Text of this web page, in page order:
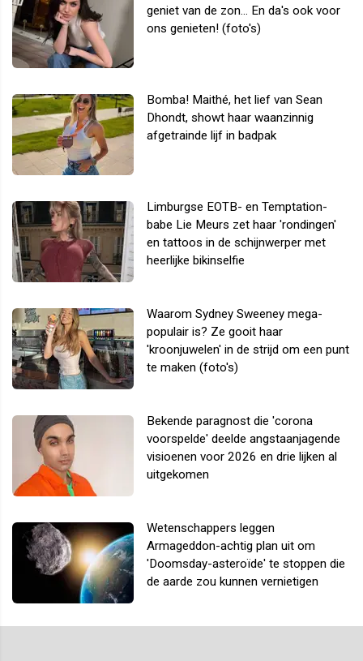
geniet van de zon... En da's ook voor
ons genieten! (foto's)
Bomba! Maithé, het lief van Sean
Dhondt, showt haar waanzinnig
afgetrainde lijf in badpak
Limburgse EOTB- en Temptation-
babe Lie Meurs zet haar 'rondingen'
en tattoos in de schijnwerper met
heerlijke bikinselfie
Waarom Sydney Sweeney mega-
populair is? Ze gooit haar
'kroonjuwelen' in de strijd om een punt
te maken (foto's)
Bekende paragnost die 'corona
voorspelde' deelde angstaanjagende
visioenen voor 2026 en drie lijken al
uitgekomen
Wetenschappers leggen
Armageddon-achtig plan uit om
'Doomsday-asteroïde' te stoppen die
de aarde zou kunnen vernietigen